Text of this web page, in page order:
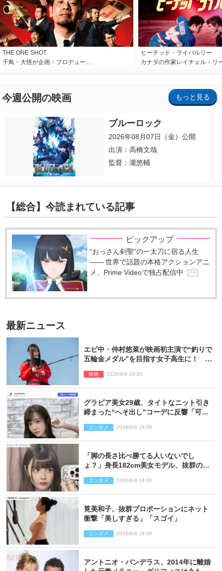
THE ONE SHOT
千鳥・大悟が企画・プロデュー…
ヒーテッド・ライバルリー
カナダの作家レイチェル・リ
今週公開の映画 もっと見る
ブルーロック
2026年08月07日（金）公開
出演：高橋文哉
監督：瀧悠輔
【総合】今読まれている記事
ピックアップ
“おっさん剣聖”の一太刀に宿る人生
―― 世界で話題の本格アクションアニ
メ、Prime Videoで独占配信中
P R
最新ニュース
エビ中・仲村悠菜が映画初主演で“釣りで
五輪金メダル”を目指す女子高生に！ 映
映画 2026/8/8 19:30
グラビア美女29歳、タイトなニット引き
締まった“へそ出し”コーデに反響「可愛
エンタメ 2026/8/8 18:00
「脚の長さ比べ勝てる人いないでし
ょ？」身長182cm美女モデル、抜群のプ
エンタメ 2026/8/8 18:00
筧美和子、抜群プロポーションにネット
衝撃「美しすぎる」「スゴイ」
エンタメ 2026/8/8 18:00
アントニオ・バンデラス、2014年に離婚